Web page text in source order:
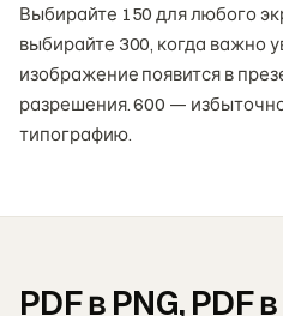
Выбирайте 150 для любого
выбирайте 300, когда важно
изображение появится в
разрешения. 600 —
типографию.
PDF в PNG, PDF